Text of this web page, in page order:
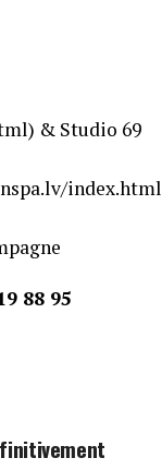
& Studio 69
i​ndex.html
88 95